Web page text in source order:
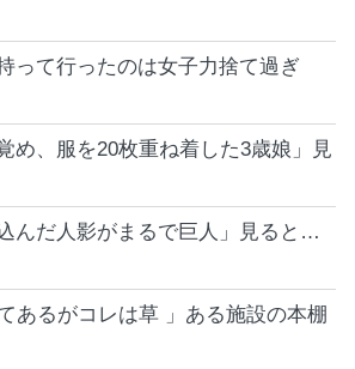
って行ったのは女子力捨て過ぎ
め、服を20枚重ね着した3歳娘」見
んだ人影がまるで巨人」見ると…
あるがコレは草 」ある施設の本棚